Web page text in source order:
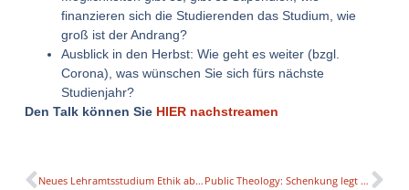
finanzieren sich die Studierenden das Studium, wie
groß ist der Andrang?
Ausblick in den Herbst: Wie geht es weiter (bzgl.
Corona), was wünschen Sie sich fürs nächste
Studienjahr?
Den Talk können Sie HIER nachstreamen
Neues Lehramtsstudium Ethik ab dem Wintersemester 2021/22 Public Theology: Schenkung legt Grundstein für neue universitäre Einrichtung an der KU Linz